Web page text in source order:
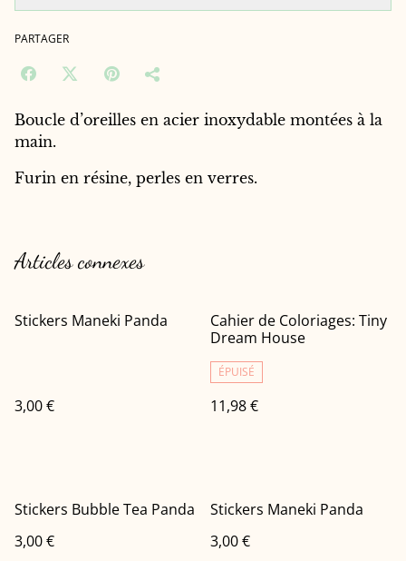
PARTAGER
Boucle d’oreilles en acier inoxydable montées à la
main.
Furin en résine, perles en verres.
Articles connexes
Stickers Maneki Panda
3,00 €
Cahier de Coloriages: Tiny
Dream House
ÉPUISÉ
11,98 €
Stickers Bubble Tea Panda
3,00 €
Stickers Maneki Panda
3,00 €